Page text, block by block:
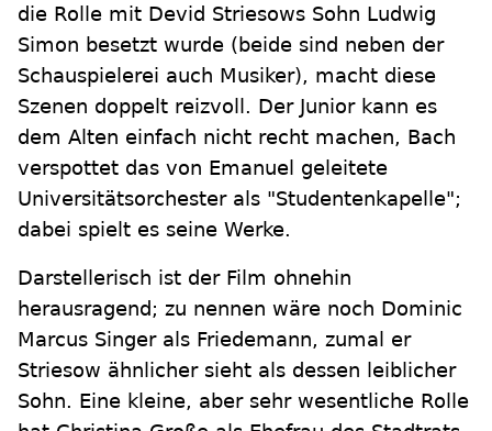
die Rolle mit Devid Striesows Sohn Ludwig
Simon besetzt wurde (beide sind neben der
Schauspielerei auch Musiker), macht diese
Szenen doppelt reizvoll. Der Junior kann es
dem Alten einfach nicht recht machen, Bach
verspottet das von Emanuel geleitete
Universitätsorchester als "Studentenkapelle";
dabei spielt es seine Werke.
Darstellerisch ist der Film ohnehin
herausragend; zu nennen wäre noch Dominic
Marcus Singer als Friedemann, zumal er
Striesow ähnlicher sieht als dessen leiblicher
Sohn. Eine kleine, aber sehr wesentliche Rolle